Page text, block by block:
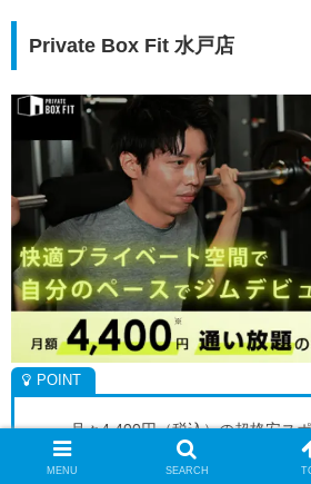
Private Box Fit 水戸店
月々4,400円（税込）の超格安ス
完全個室空間だから人目を気にせ
MENU SEARCH